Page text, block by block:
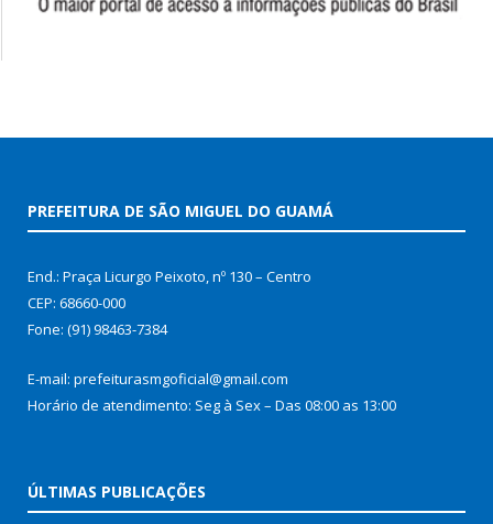
PREFEITURA DE SÃO MIGUEL DO GUAMÁ
End.: Praça Licurgo Peixoto, nº 130 – Centro
CEP: 68660-000
Fone: (91) 98463-7384
E-mail: prefeiturasmgoficial@gmail.com
Horário de atendimento: Seg à Sex – Das 08:00 as 13:00
ÚLTIMAS PUBLICAÇÕES